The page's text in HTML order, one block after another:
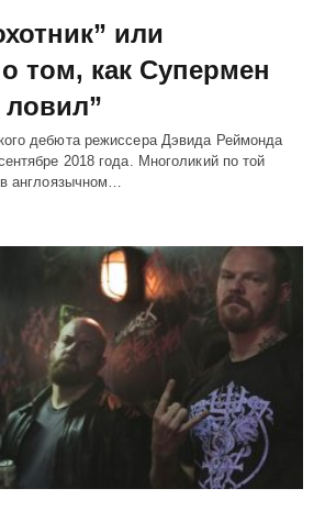
или
том, как Супермен
дебюта режиссера Дэвида Реймонда
2018 года. Многоликий по той
англоязычном…